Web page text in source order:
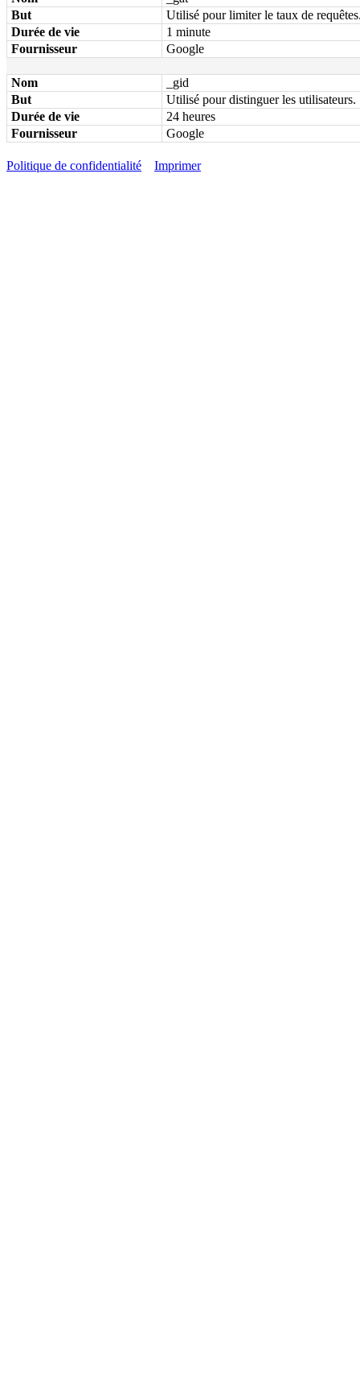
But
Utilisé pour limiter le taux de
Durée de vie
1 minute
Fournisseur
Google
Nom
_gid
But
Utilisé pour distinguer les utilisateurs.
Durée de vie
24 heures
Fournisseur
Google
Politique de confidentialité Imprimer